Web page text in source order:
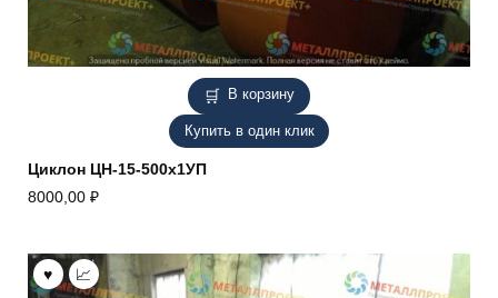
В корзину
Купить в один клик
Циклон ЦН-15-500х1УП
8000,00 ₽